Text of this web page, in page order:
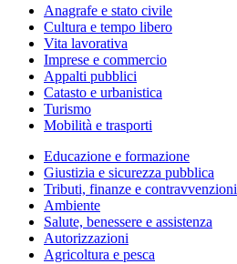
Anagrafe e stato civile
Cultura e tempo libero
Vita lavorativa
Imprese e commercio
Appalti pubblici
Catasto e urbanistica
Turismo
Mobilità e trasporti
Educazione e formazione
Giustizia e sicurezza pubblica
Tributi, finanze e contravvenzioni
Ambiente
Salute, benessere e assistenza
Autorizzazioni
Agricoltura e pesca